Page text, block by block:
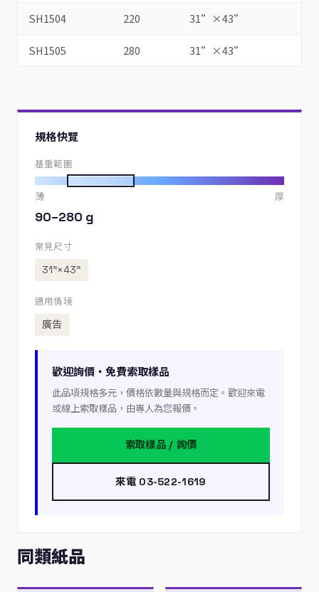
SH1504 220 31”×43”
SH1505 280 31”×43”
規格快覽
基重範圍
薄 厚
90–280 g
常見尺寸
31”×43”
適用情境
廣告
歡迎詢價・免費索取樣品
此品項規格多元，價格依數量與規格而定。歡迎來電
或線上索取樣品，由專人為您報價。
索取樣品 / 詢價
來電 03-522-1619
同類紙品